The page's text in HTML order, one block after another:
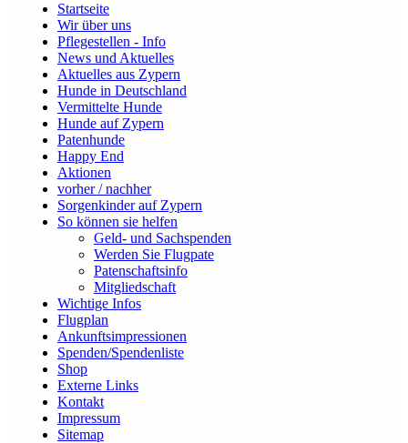
Startseite
Wir über uns
Pflegestellen - Info
News und Aktuelles
Aktuelles aus Zypern
Hunde in Deutschland
Vermittelte Hunde
Hunde auf Zypern
Patenhunde
Happy End
Aktionen
vorher / nachher
Sorgenkinder auf Zypern
So können sie helfen
Geld- und Sachspenden
Werden Sie Flugpate
Patenschaftsinfo
Mitgliedschaft
Wichtige Infos
Flugplan
Ankunftsimpressionen
Spenden/Spendenliste
Shop
Externe Links
Kontakt
Impressum
Sitemap